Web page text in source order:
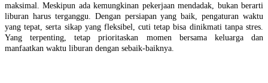
maksimal. Meskipun ada kemungkinan pekerjaan mendadak, bukan berarti
liburan harus terganggu. Dengan persiapan yang baik, pengaturan waktu
yang tepat, serta sikap yang fleksibel, cuti tetap bisa dinikmati tanpa stres.
Yang terpenting, tetap prioritaskan momen bersama keluarga dan
manfaatkan waktu liburan dengan sebaik-baiknya.